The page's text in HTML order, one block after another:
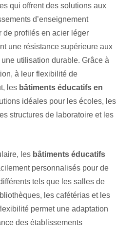
qui offrent des solutions aux
d’enseignement
de profilés en acier léger
une résistance supérieure aux
utilisation durable. Grâce à
à leur flexibilité de
les bâtiments éducatifs en
idéales pour les écoles, les
structures de laboratoire et les
les bâtiments éducatifs
personnalisés pour de
tels que les salles de
les cafétérias et les
permet une adaptation
des établissements